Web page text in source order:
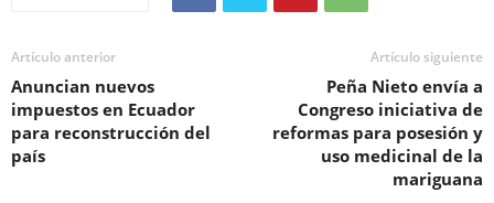
Artículo anterior
Anuncian nuevos
impuestos en Ecuador
para reconstrucción del
país
Artículo siguiente
Peña Nieto envía a
Congreso iniciativa de
reformas para posesión y
uso medicinal de la
mariguana